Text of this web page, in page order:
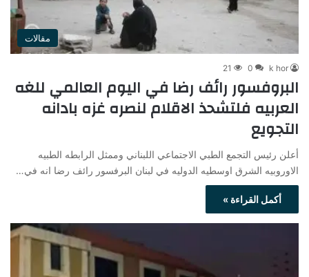
مقالات
k hor
0
21
البروفسور رائف رضا في اليوم العالمي للغه
العربيه فلتشحذ الاقلام لنصره غزه بادانه
التجويع
أعلن رئيس التجمع الطبي الاجتماعي اللبناني وممثل الرابطه الطبيه
الاوروبيه الشرق اوسطيه الدوليه في لبنان البرفسور رائف رضا انه في…
أكمل القراءة »